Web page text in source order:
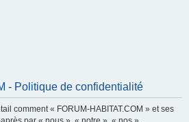
- Politique de confidentialité
comment « FORUM-HABITAT.COM » et ses